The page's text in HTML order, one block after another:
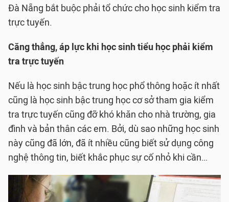
Đà Nẵng bắt buộc phải tổ chức cho học sinh kiểm tra
trực tuyến.
Căng thẳng, áp lực khi học sinh tiểu học phải kiểm
tra trực tuyến
Nếu là học sinh bậc trung học phổ thông hoặc ít nhất
cũng là học sinh bậc trung học cơ sở tham gia kiểm
tra trực tuyến cũng đỡ khó khăn cho nhà trường, gia
đình và bản thân các em. Bởi, dù sao những học sinh
này cũng đã lớn, đã ít nhiều cũng biết sử dụng công
nghệ thông tin, biết khắc phục sự cố nhỏ khi cần…